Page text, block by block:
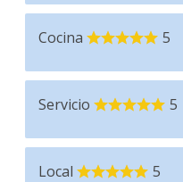
Cocina 5
Servicio 5
Local 5